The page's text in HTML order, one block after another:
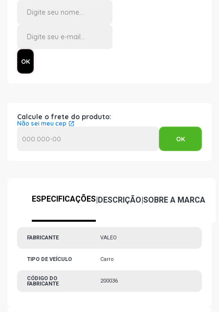
Calcule o frete do produto:
Não sei meu cep
ESPECIFICAÇÕES|DESCRIÇÃO|SOBRE A MARCA
FABRICANTE VALEO
TIPO DE VEÍCULO Carro
CÓDIGO DO
FABRICANTE
200036